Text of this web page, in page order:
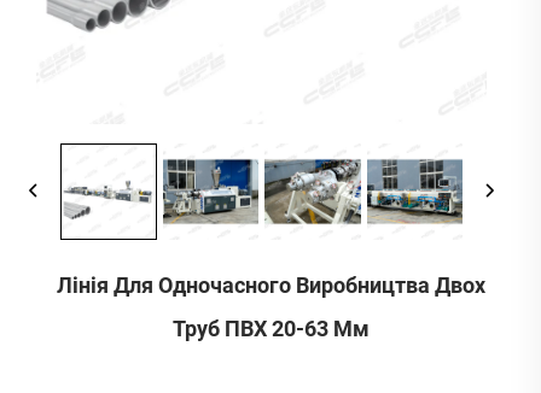
Лінія Для Одночасного Виробництва Двох
Труб ПВХ 20-63 Мм